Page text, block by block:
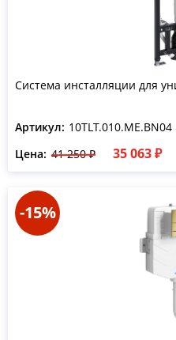
Система инсталляции для
Артикул: 10TLT.010.ME.BN04
Цена: 41 250 ₽ 35 063 ₽
-15%